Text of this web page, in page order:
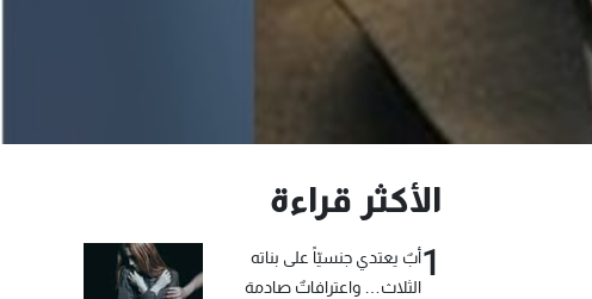
الأكثر قراءة
1أبٌ يعتدي جنسيّاً على بناته
الثلاث… واعترافاتٌ صادمة